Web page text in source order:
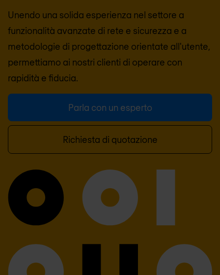
Unendo una solida esperienza nel settore a
funzionalità avanzate di rete e sicurezza e a
metodologie di progettazione orientate all'utente,
permettiamo ai nostri clienti di operare con
rapidità e fiducia.
Parla con un esperto
Richiesta di quotazione